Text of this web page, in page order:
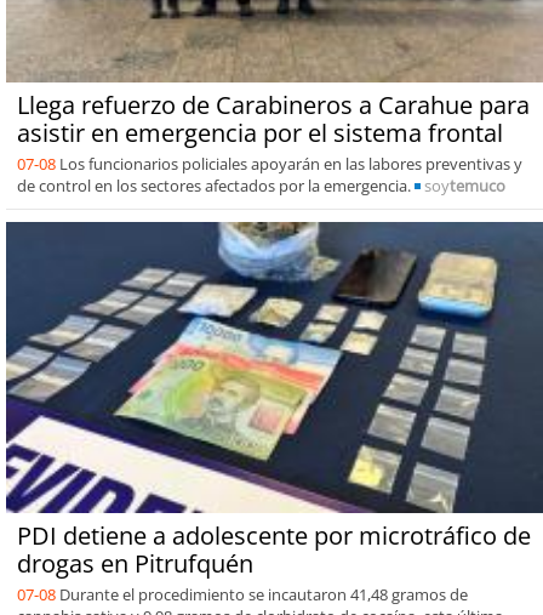
Llega refuerzo de Carabineros a Carahue para
asistir en emergencia por el sistema frontal
07-08 Los funcionarios policiales apoyarán en las labores preventivas y
de control en los sectores afectados por la emergencia.
soytemuco
PDI detiene a adolescente por microtráfico de
drogas en Pitrufquén
07-08 Durante el procedimiento se incautaron 41,48 gramos de